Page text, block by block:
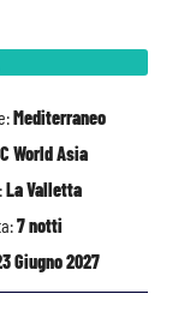
Mediterraneo
World Asia
La Valletta
7 notti
Giugno 2027